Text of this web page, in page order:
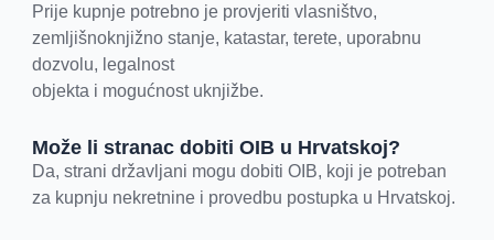
Prije kupnje potrebno je provjeriti vlasništvo,
zemljišnoknjižno stanje, katastar, terete, uporabnu
dozvolu, legalnost
objekta i mogućnost uknjižbe.
Može li stranac dobiti OIB u Hrvatskoj?
Da, strani državljani mogu dobiti OIB, koji je potreban
za kupnju nekretnine i provedbu postupka u Hrvatskoj.